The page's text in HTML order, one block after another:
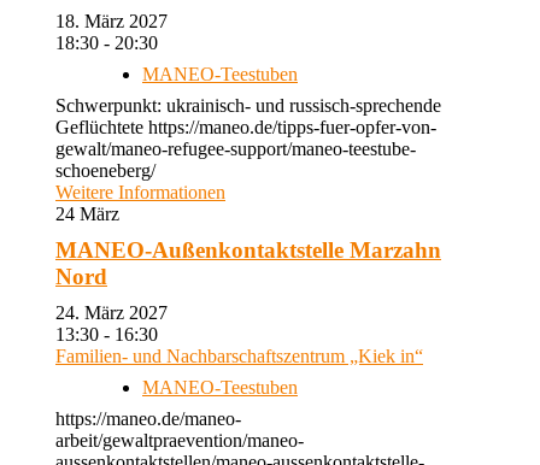
18. März 2027
18:30 - 20:30
MANEO-Teestuben
Schwerpunkt: ukrainisch- und russisch-sprechende
Geflüchtete https://maneo.de/tipps-fuer-opfer-von-
gewalt/maneo-refugee-support/maneo-teestube-
schoeneberg/
Weitere Informationen
24 März
MANEO-Außenkontaktstelle Marzahn
Nord
24. März 2027
13:30 - 16:30
Familien- und Nachbarschaftszentrum „Kiek in“
MANEO-Teestuben
https://maneo.de/maneo-
arbeit/gewaltpraevention/maneo-